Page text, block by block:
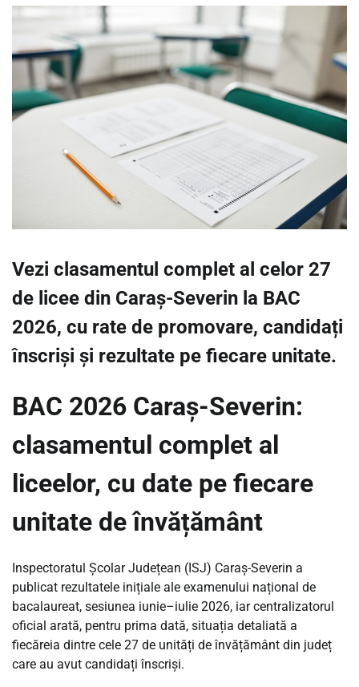
Vezi clasamentul complet al celor 27
de licee din Caraș-Severin la BAC
2026, cu rate de promovare, candidați
înscriși și rezultate pe fiecare unitate.
BAC 2026 Caraș-Severin:
clasamentul complet al
liceelor, cu date pe fiecare
unitate de învățământ
Inspectoratul Școlar Județean (ISJ) Caraș-Severin a
publicat rezultatele inițiale ale examenului național de
bacalaureat, sesiunea iunie–iulie 2026, iar centralizatorul
oficial arată, pentru prima dată, situația detaliată a
fiecăreia dintre cele 27 de unități de învățământ din județ
care au avut candidați înscriși.